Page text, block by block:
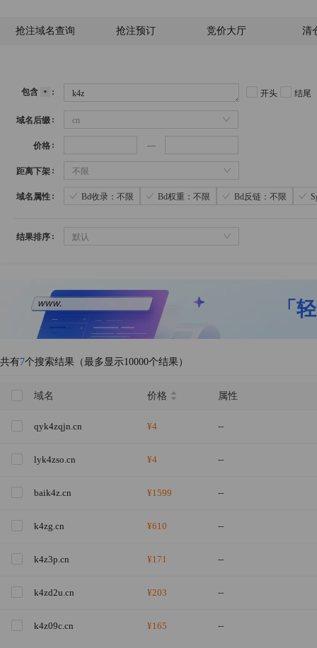
抢注域名查询 抢注预订 竞价大厅 清
包含 开头 结尾
域名后缀 cn
价格
距离下架 不限
域名属性 Bd收录：不限 Bd权重：不限 Bd反链：不限
结果排序 默认
「
共有7个搜索结果（最多显示10000个结果）
域名 价格 属性
qyk4zqjn.cn ¥4 --
lyk4zso.cn ¥4 --
baik4z.cn ¥1599 --
k4zg.cn ¥610 --
k4z3p.cn ¥171 --
k4zd2u.cn ¥203 --
k4z09c.cn ¥165 --